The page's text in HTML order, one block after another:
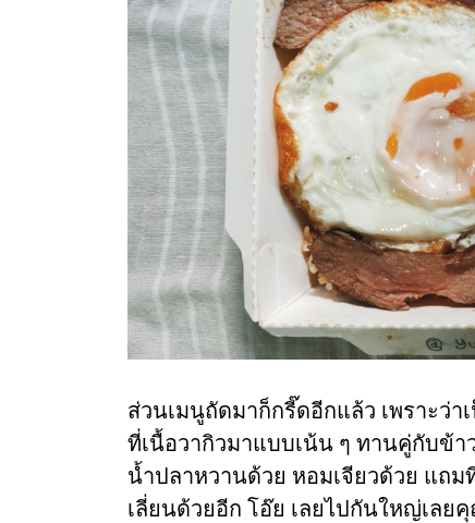
ส่วนเมนูถัดมาก็กรี๊ดอีกแล้ว เพราะว่า
ที่เนื้อวากิวมาแบบเน้น ๆ ทานคู่กับข้
น้ำปลาหวานด้วย หอมเจียวด้วย แถ
เลี่ยนด้วยอีก โอ๊ย เลยไปกันใหญ่เลย